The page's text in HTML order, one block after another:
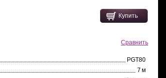
Купить
Сравнить
PGT80
7 м